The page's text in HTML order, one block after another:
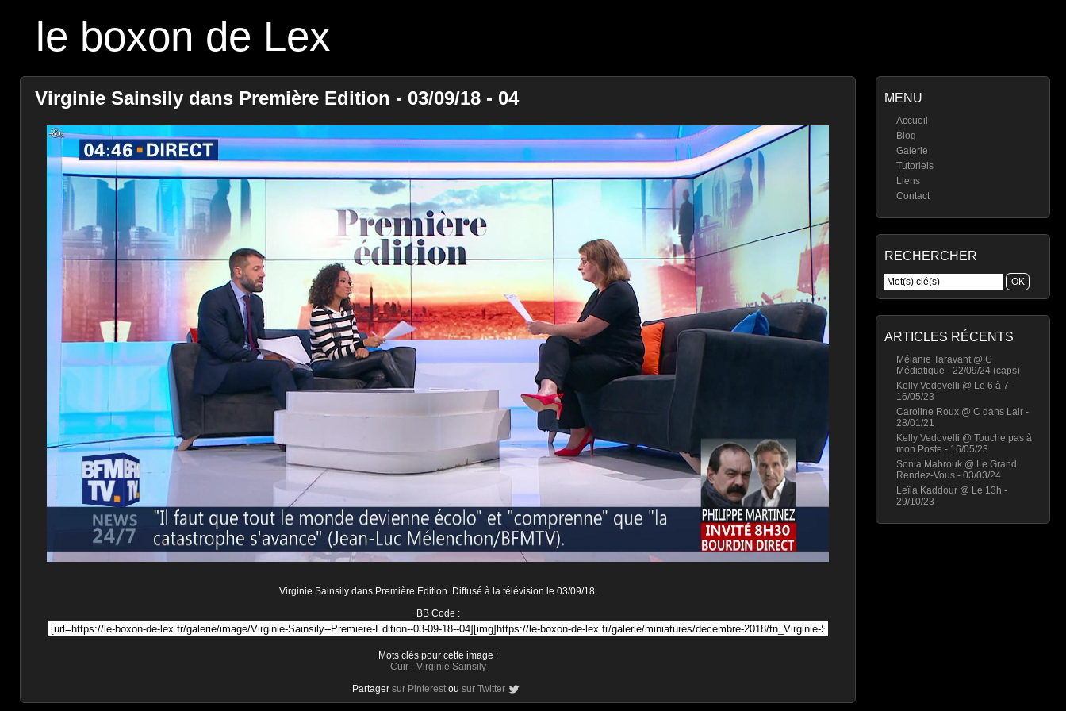
le boxon de Lex
MENU
Accueil
Blog
Galerie
Tutoriels
Liens
Contact
RECHERCHER
ARTICLES RÉCENTS
Mélanie Taravant @ C
Médiatique - 22/09/24 (caps)
Kelly Vedovelli @ Le 6 à 7 -
16/05/23
Caroline Roux @ C dans Lair -
28/01/21
Kelly Vedovelli @ Touche pas à
mon Poste - 16/05/23
Sonia Mabrouk @ Le Grand
Rendez-Vous - 03/03/24
Leïla Kaddour @ Le 13h -
29/10/23
Virginie Sainsily dans Première Edition - 03/09/18 - 04
Virginie Sainsily dans Première Edition. Diffusé à la télévision le 03/09/18.
BB Code :
Mots clés pour cette image :
Cuir- Virginie Sainsily
Partager sur Pinterest ou sur Twitter